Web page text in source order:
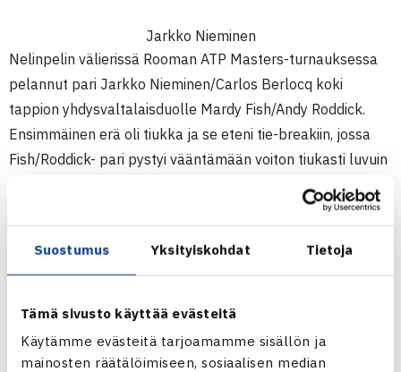
Suostumus Yksityiskohdat Tietoja
Tämä sivusto käyttää evästeitä
Käytämme evästeitä tarjoamamme sisällön ja
mainosten räätälöimiseen, sosiaalisen median
Jarkko Nieminen
Nelinpelin välierissä Rooman ATP Masters-turnauksessa
pelannut pari Jarkko Nieminen/Carlos Berlocq koki
tappion yhdysvaltalaisduolle Mardy Fish/Andy Roddick.
Ensimmäinen erä oli tiukka ja se eteni tie-breakiin, jossa
Fish/Roddick- pari pystyi vääntämään voiton tiukasti luvuin
9-7 Niemisen ja Berlocqin eräpalloista huolimatta. Sen
jälkeen toinen erä meni selvin lukemin 6-2.(RL)
ATP Masters 1000 -turnaus
8.-15.5.2011 Rooma, Italia
Miesten nelinpeli
Välieriä: Mardy Fish/Andy Roddick Yhdysvallat – Jarkko
Nieminen/Carlos Berlocq Argentiina 76(7) 62